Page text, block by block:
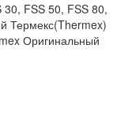
FSS 50, FSS 80,
Термекс(Thermex)
Оригинальный